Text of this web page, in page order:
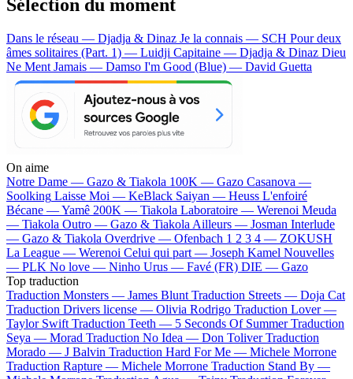
Sélection du moment
Dans le réseau — Djadja & Dinaz Je la connais — SCH Pour deux
âmes solitaires (Part. 1) — Luidji Capitaine — Djadja & Dinaz Dieu
Ne Ment Jamais — Damso I'm Good (Blue) — David Guetta
On aime
Notre Dame — Gazo & Tiakola 100K — Gazo Casanova —
Soolking Laisse Moi — KeBlack Saiyan — Heuss L'enfoiré
Bécane —Yamê 200K — Tiakola Laboratoire — Werenoi Meuda
— Tiakola Outro — Gazo & Tiakola Ailleurs — Josman Interlude
— Gazo & Tiakola Overdrive — Ofenbach 1 2 3 4 — ZOKUSH
La League — Werenoi Celui qui part — Joseph Kamel Nouvelles
— PLK No love — Ninho Urus — Favé (FR) DIE — Gazo
Top traduction
Traduction Monsters — James Blunt Traduction Streets — Doja Cat
Traduction Drivers license — Olivia Rodrigo Traduction Lover —
Taylor Swift Traduction Teeth — 5 Seconds Of Summer Traduction
Seya — Morad Traduction No Idea — Don Toliver Traduction
Morado — J Balvin Traduction Hard For Me — Michele Morrone
Traduction Rapture — Michele Morrone Traduction Stand By —